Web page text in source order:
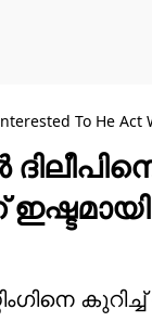
To He Act